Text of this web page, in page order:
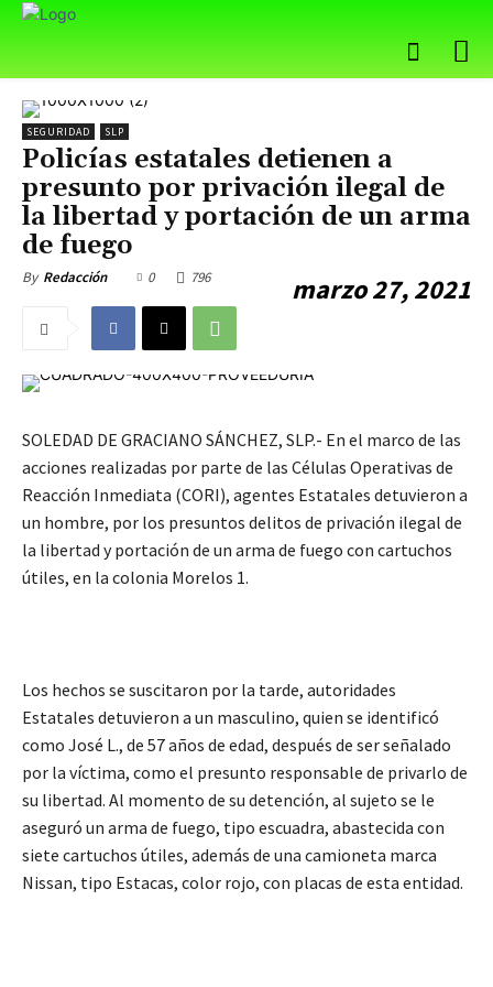
SEGURIDAD SLP
Policías estatales detienen a
presunto por privación ilegal de
la libertad y portación de un arma
de fuego
By Redacción marzo 27, 2021
0 796
SOLEDAD DE GRACIANO SÁNCHEZ, SLP.- En el marco de las
acciones realizadas por parte de las Células Operativas de
Reacción Inmediata (CORI), agentes Estatales detuvieron a
un hombre, por los presuntos delitos de privación ilegal de
la libertad y portación de un arma de fuego con cartuchos
útiles, en la colonia Morelos 1.
Los hechos se suscitaron por la tarde, autoridades
Estatales detuvieron a un masculino, quien se identificó
como José L., de 57 años de edad, después de ser señalado
por la víctima, como el presunto responsable de privarlo de
su libertad. Al momento de su detención, al sujeto se le
aseguró un arma de fuego, tipo escuadra, abastecida con
siete cartuchos útiles, además de una camioneta marca
Nissan, tipo Estacas, color rojo, con placas de esta entidad.